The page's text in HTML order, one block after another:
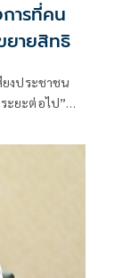
ารที่คน
ยายสิทธิ
ยงประชาชน
ทำเพื่อ “ฟัง”